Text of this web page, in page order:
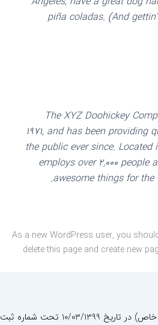
piña coladas. (And
The XYZ Doohickey
1971, and has been providing
the public ever since. Located
employs over 2,000 people
awesome things for the
As a new WordPress user, you
delete this page and create new
شرکت سبدگردان هامرز (سهامی خاص) در تاریخ 10/03/1399 تحت شماره ثبت